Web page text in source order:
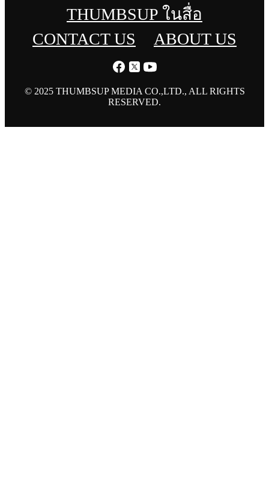
THUMBSUP ในสื่อ
CONTACT US
ABOUT US
© 2025 THUMBSUP MEDIA CO.,LTD., ALL RIGHTS
RESERVED.